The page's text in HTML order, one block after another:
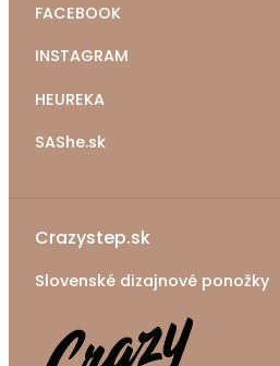
FACEBOOK
INSTAGRAM
HEUREKA
SAShe.sk
Crazystep.sk
Slovenské dizajnové ponožky